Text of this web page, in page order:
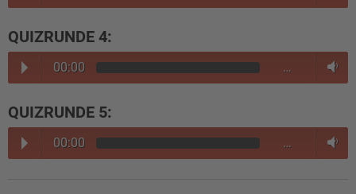
QUIZRUNDE 4:
00:00 …
QUIZRUNDE 5:
00:00 …